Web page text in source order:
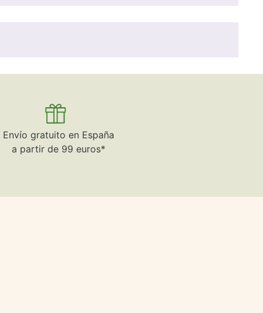
Envío gratuito en España
a partir de 99 euros*